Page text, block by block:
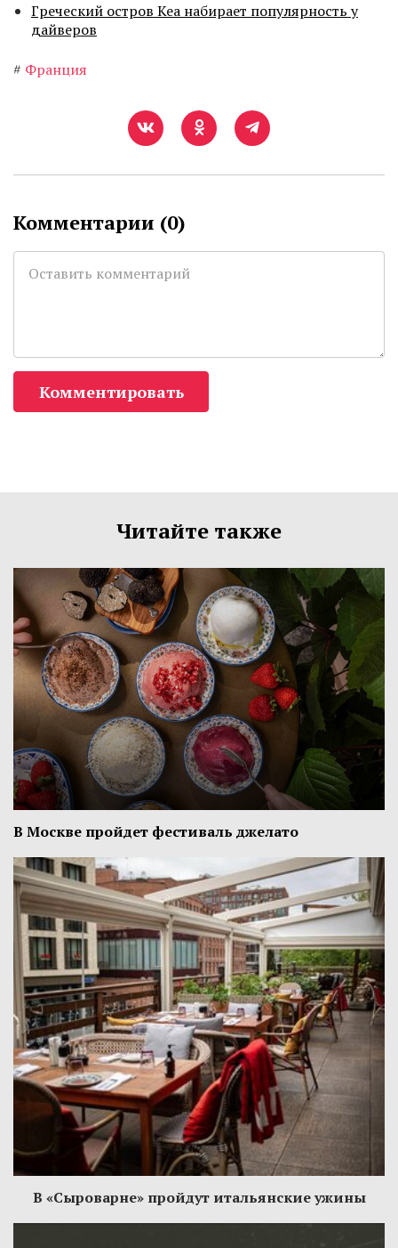
Греческий остров Кеа набирает популярность у
дайверов
# Франция
Комментарии (0)
Комментировать
Читайте также
В Москве пройдет фестиваль джелато
В «Сыроварне» пройдут итальянские ужины